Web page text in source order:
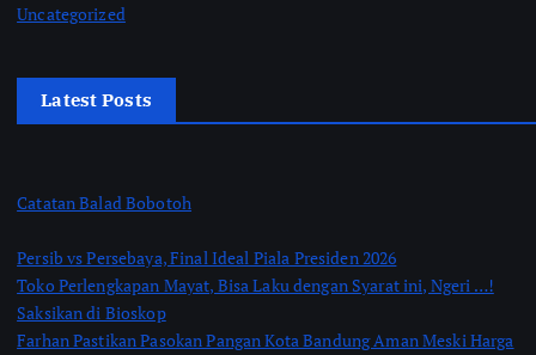
Uncategorized
Latest Posts
Catatan Balad Bobotoh
Persib vs Persebaya, Final Ideal Piala Presiden 2026
Toko Perlengkapan Mayat, Bisa Laku dengan Syarat ini, Ngeri …!
Saksikan di Bioskop
Farhan Pastikan Pasokan Pangan Kota Bandung Aman Meski Harga